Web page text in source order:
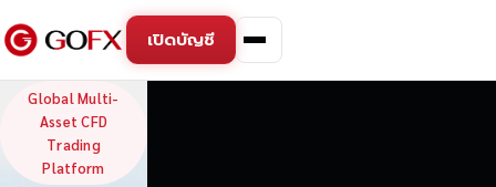
เปิดบัญชี
GoFX — Global Multi-
Global Multi-
Asset CFD
Trading
Platform